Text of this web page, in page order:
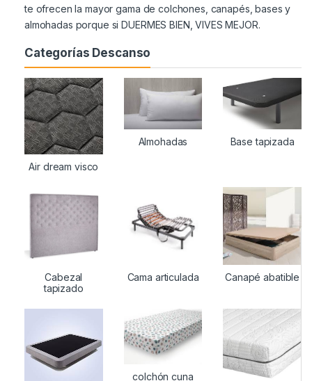
te ofrecen la mayor gama de colchones, canapés, bases y
almohadas porque si DUERMES BIEN, VIVES MEJOR.
Categorías Descanso
Air dream visco
Almohadas Base tapizada
Cabezal
tapizado
Cama articulada Canapé abatible
colchón cuna